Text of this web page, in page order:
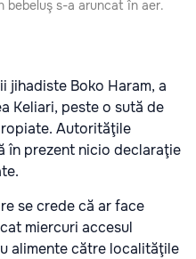
bebeluş s-a aruncat în aer.
jihadiste Boko Haram, a
Keliari, peste o sută de
Autorităţile
în prezent nicio declaraţie
se crede că ar face
miercuri accesul
alimente către localităţile